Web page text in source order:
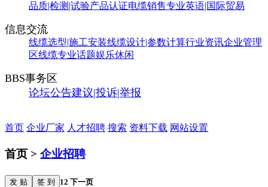
品质|检测|试验产品认证电缆销售专业英语|国际贸易
信息交流
线缆选型|施工安装线缆设计|参数计算行业资讯企业管理
区线缆专业话题娱乐休闲
BBS事务区
论坛公告建议|投诉|举报
首页 企业厂家 人才招聘 搜索 资料下载 网站设置
首页 > 企业招聘
发 贴 签 到 12 下一页